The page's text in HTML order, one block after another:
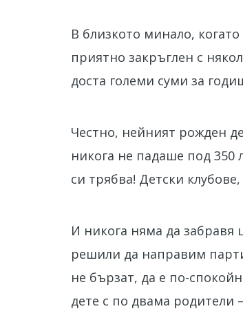
В близкото минало,
приятно закръглен с
доста големи суми за
Честно, нейният рожден
никога не падаше под
си трябва! Детски
И никога няма да
решили да направим
не бързат, да е по-
дете с по двама родители